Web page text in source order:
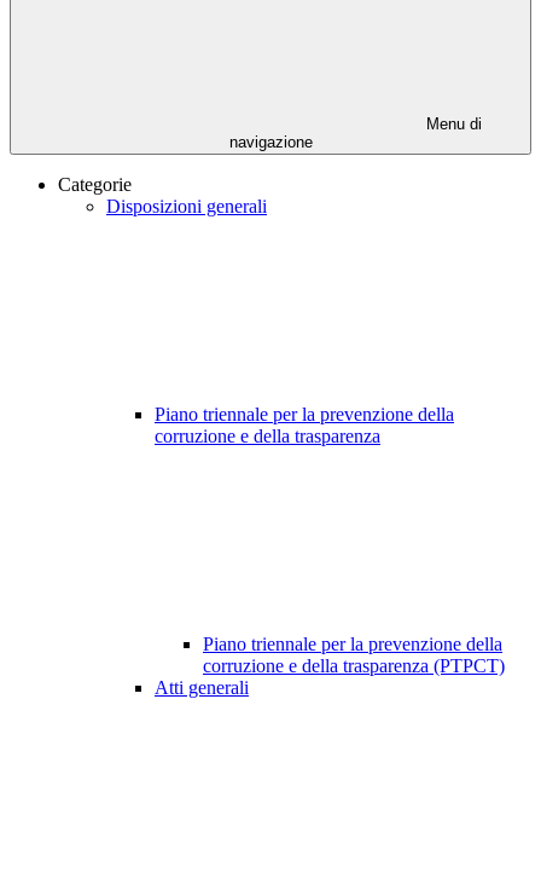
Menu di
navigazione
Categorie
Disposizioni generali
Piano triennale per la prevenzione della
corruzione e della trasparenza
Piano triennale per la prevenzione della
corruzione e della trasparenza (PTPCT)
Atti generali